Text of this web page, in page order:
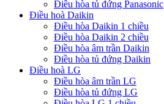
Điều hòa tủ đứng Panasonic
Điều hoà Daikin
Điều hòa Daikin 1 chiều
Điều hòa Daikin 2 chiều
Điều hòa âm trần Daikin
Điều hòa tủ đứng Daikin
Điều hoà LG
Điều hòa âm trần LG
Điều hòa tủ đứng LG